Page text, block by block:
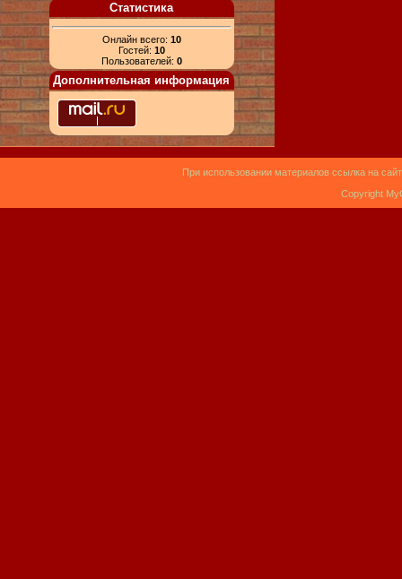
Статистика
Онлайн всего: 10
Гостей: 10
Пользователей: 0
Дополнительная информация
При использовании материалов ссылка на
Copyright